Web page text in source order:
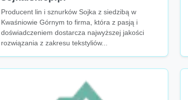
Producent lin i sznurków Sojka z siedzibą w
Kwaśniowie Górnym to firma, która z pasją i
doświadczeniem dostarcza najwyższej jakości
rozwiązania z zakresu tekstyliów...